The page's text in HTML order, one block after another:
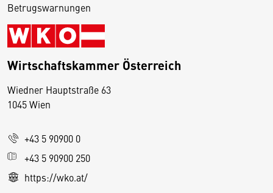
Betrugswarnungen
Wirtschaftskammer Österreich
Wiedner Hauptstraße 63
1045 Wien
+43 5 90900 0
+43 5 90900 250
https://wko.at/
D
s
e
S